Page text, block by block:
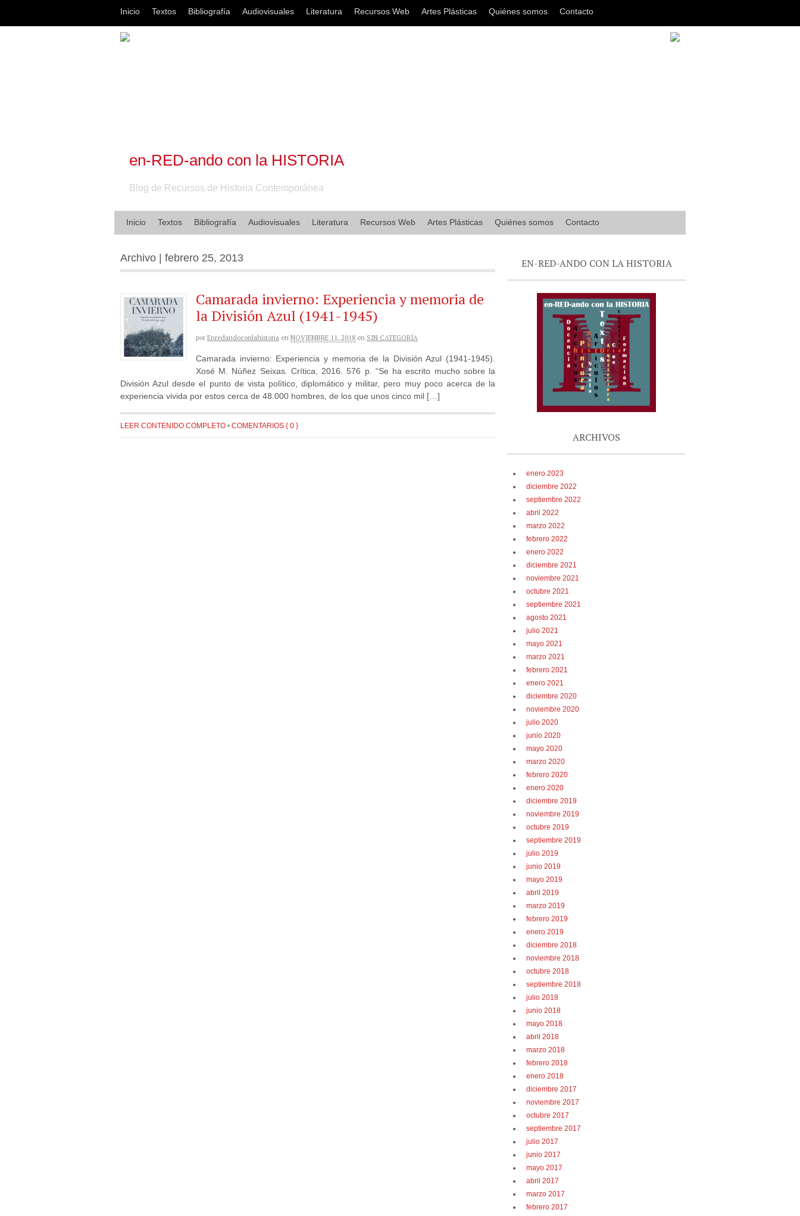
Inicio Textos Bibliografía Audiovisuales Literatura Recursos Web Artes Plásticas Quiénes somos Contacto
en-RED-ando con la HISTORIA
Blog de Recursos de Historia Contemporánea
Inicio Textos Bibliografía Audiovisuales Literatura Recursos Web Artes Plásticas Quiénes somos Contacto
Archivo | febrero 25, 2013
Camarada invierno: Experiencia y memoria de
la División Azul (1941-1945)
por Enredandoconlahistoria en NOVIEMBRE 11, 2018 en SIN CATEGORÍA
Camarada invierno: Experiencia y memoria de la División Azul (1941-1945).
Xosé M. Núñez Seixas. Crítica, 2016. 576 p. “Se ha escrito mucho sobre la
División Azul desde el punto de vista político, diplomático y militar, pero muy poco acerca de la
experiencia vivida por estos cerca de 48.000 hombres, de los que unos cinco mil […]
LEER CONTENIDO COMPLETO • COMENTARIOS { 0 }
EN-RED-ANDO CON LA HISTORIA
ARCHIVOS
enero 2023
diciembre 2022
septiembre 2022
abril 2022
marzo 2022
febrero 2022
enero 2022
diciembre 2021
noviembre 2021
octubre 2021
septiembre 2021
agosto 2021
julio 2021
mayo 2021
marzo 2021
febrero 2021
enero 2021
diciembre 2020
noviembre 2020
julio 2020
junio 2020
mayo 2020
marzo 2020
febrero 2020
enero 2020
diciembre 2019
noviembre 2019
octubre 2019
septiembre 2019
julio 2019
junio 2019
mayo 2019
abril 2019
marzo 2019
febrero 2019
enero 2019
diciembre 2018
noviembre 2018
octubre 2018
septiembre 2018
julio 2018
junio 2018
mayo 2018
abril 2018
marzo 2018
febrero 2018
enero 2018
diciembre 2017
noviembre 2017
octubre 2017
septiembre 2017
julio 2017
junio 2017
mayo 2017
abril 2017
marzo 2017
febrero 2017